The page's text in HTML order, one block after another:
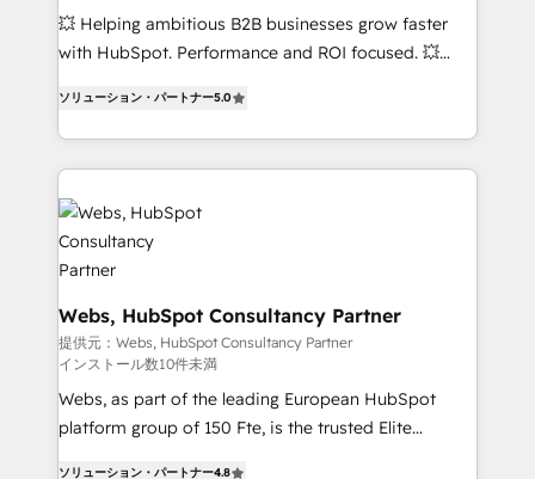
pipeline growth programs • Sales enablement tools
and CRM optimization • Retention strategies with
Execution • 750+ onboardings and 2,000+
implementations • Deep expertise across marketing,
💥 Helping ambitious B2B businesses grow faster
with HubSpot. Performance and ROI focused. 💥
to HubSpot Better. We work with your teams to
solve all your HubSpot challenges and improve user
adoption, sales process and marketing results.
Services 📚 Onboarding your team to HubSpot for
the first time 🔧 Designing and optimising your
HubSpot set-up for better results 🌐 Website design
and build using HubSpot 🔌 Integrating HubSpot
with other systems 🎓 Training your teams to be
HubSpot pros 📊 Lead generation services using
HubSpot Why us? - SIX HubSpot Accreditations -
awarded by HubSpot after a rigorous process for
CRM, Solutions Architecture, Onboarding , Data
ソリューション・パートナー5.0
Webs, HubSpot Consultancy Partner
提供元：Webs, HubSpot Consultancy Partner
インストール数10件未満
Webs, as part of the leading European HubSpot
platform group of 150 Fte, is the trusted Elite
ソリューション・パートナー4.8